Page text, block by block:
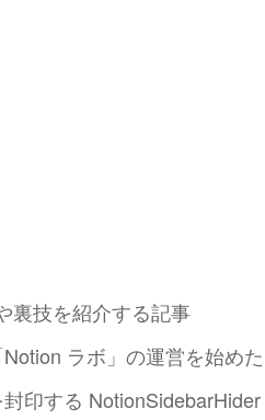
裏技を紹介する記事
ラボ」の運営を始めた
印する NotionSidebarHider